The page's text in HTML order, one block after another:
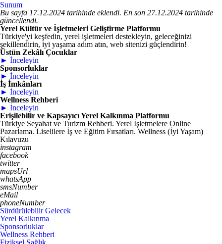
Sunum
Bu sayfa 17.12.2024 tarihinde eklendi. En son 27.12.2024 tarihinde
güncellendi.
Yerel Kültür ve İşletmeleri Geliştirme Platformu
Türkiye'yi keşfedin, yerel işletmeleri destekleyin, geleceğinizi
şekillendirin, iyi yaşama adım atın, web sitenizi güçlendirin!
Üstün Zekâlı Çocuklar
► İnceleyin
Sponsorluklar
► İnceleyin
İş İmkânları
► İnceleyin
Wellness Rehberi
► İnceleyin
Erişilebilir ve Kapsayıcı Yerel Kalkınma Platformu
Türkiye Seyahat ve Turizm Rehberi. Yerel İşletmelere Online
Pazarlama. Liselilere İş ve Eğitim Fırsatları. Wellness (İyi Yaşam)
Kılavuzu
instagram
facebook
twitter
mapsUrl
whatsApp
smsNumber
eMail
phoneNumber
Sürdürülebilir Gelecek
Yerel Kalkınma
Sponsorluklar
Wellness Rehberi
Fiziksel Sağlık